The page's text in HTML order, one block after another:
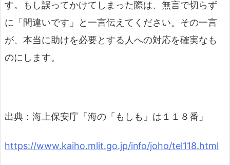
す。もし誤ってかけてしまった際は、無言で切らず
に「間違いです」と一言伝えてください。その一言
が、本当に助けを必要とする人への対応を確実なも
のにします。
出典：海上保安庁「海の「もしも」は１１８番」
https://www.kaiho.mlit.go.jp/info/joho/tel118.html